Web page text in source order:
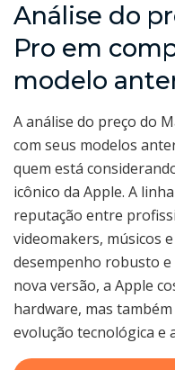
Análise do
Pro em
modelo
A análise do preço do
com seus modelos
quem está
icônico da Apple. A
reputação entre
videomakers, músicos
desempenho robusto e
nova versão, a Apple
hardware, mas
evolução tecnológica e